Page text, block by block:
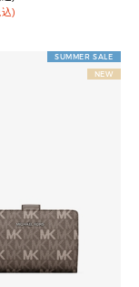
)
SUMMER SALE
NEW